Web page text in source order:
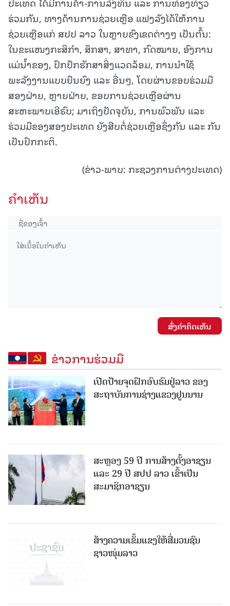
ຮ່ວມກັນ, ທາງດ້ານການຊ່ວຍເຫຼືອ ແຟງລັງໄດ້ໃຫ້ການ
ຊ່ວຍເຫຼືອແກ່ ສປປ ລາວ ໃນຫຼາຍຂົງເຂດຕ່າງໆ ເປັນຕົ້ນ:
ໃນຂະແໜງກະສິກໍາ, ສຶກສາ, ສາທາ, ກົດໝາຍ, ອົງການ
ແມ່ນ້ຳຂອງ, ປົກປັກຮັກສາສິ່ງແວດລ້ອມ, ການນຳໃຊ້
ພະລັງງານແບບຍືນຍົງ ແລະ ອື່ນໆ, ໂດຍຜ່ານຂອບຮ່ວມມື
ສອງຝ່າຍ, ຫຼາຍຝ່າຍ, ຂອບການຊ່ວຍເຫຼືອຜ່ານ
ສະຫະພາບເອີຣົບ; ມາເຖິງປັດຈຸບັນ, ການພົວພັນ ແລະ
ຮ່ວມມືຂອງສອງປະເທດ ຍັງສືບຕໍ່ຊ່ວຍເຫຼືອຊຶ່ງກັນ ແລະ ກັນ
ເປັນປົກກະຕິ.
(ຂ່າວ-ພາບ: ກະຊວງການຕ່າງປະເທດ)
ຄໍາເຫັນ
ສົ່ງຄໍາຄິດເຫັນ
ຂ່າວການຮ່ວມມື
ເປີດປ້າຍຈຸດຝຶກອົບຮົມຢູ່ລາວ ຂອງ
ສະຖາບັນການຊ່າງແຂວງຢູນນານ
ສະຫຼອງ 59 ປີ ການສ້າງຕັ້ງອາຊຽນ
ແລະ 29 ປີ ສປປ ລາວ ເຂົ້າເປັນ
ສະມາຊິກອາຊຽນ
ສ້າງຄວາມເຂັ້ມແຂງໃຫ້ສື່ມວນຊົນ
ຊາວໜຸ່ມລາວ